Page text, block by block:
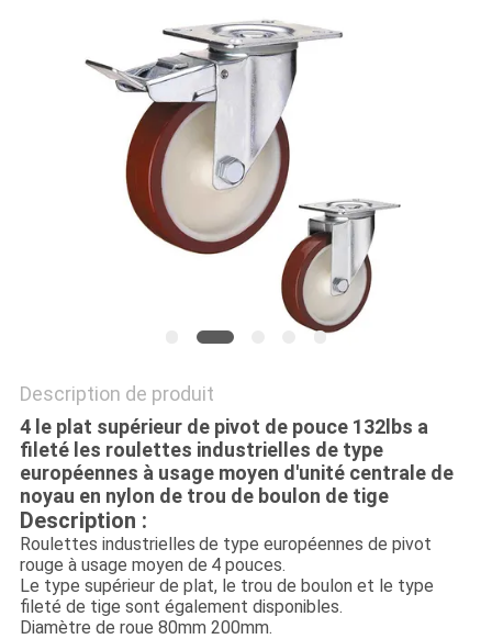
Description de produit
4 le plat supérieur de pivot de pouce 132lbs a
fileté les roulettes industrielles de type
européennes à usage moyen d'unité centrale de
noyau en nylon de trou de boulon de tige
Description :
Roulettes industrielles de type européennes de pivot
rouge à usage moyen de 4 pouces.
Le type supérieur de plat, le trou de boulon et le type
fileté de tige sont également disponibles.
Diamètre de roue 80mm 200mm.